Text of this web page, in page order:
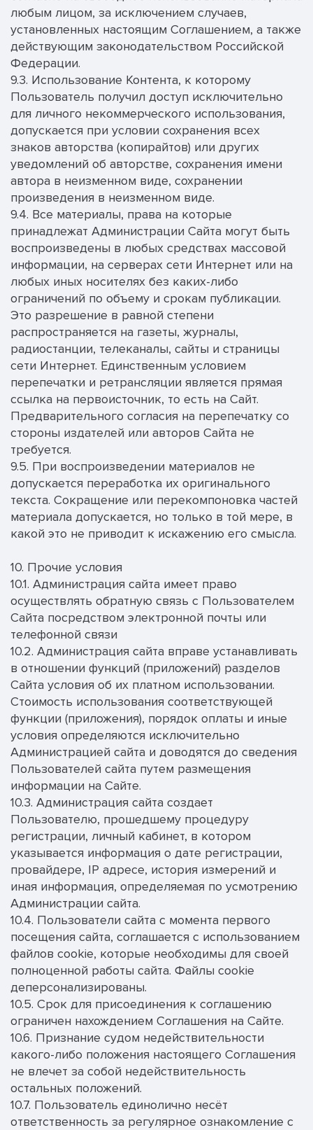
любым лицом, за исключением случаев,
установленных настоящим Соглашением, а также
действующим законодательством Российской
Федерации.
9.3. Использование Контента, к которому
Пользователь получил доступ исключительно
для личного некоммерческого использования,
допускается при условии сохранения всех
знаков авторства (копирайтов) или других
уведомлений об авторстве, сохранения имени
автора в неизменном виде, сохранении
произведения в неизменном виде.
9.4. Все материалы, права на которые
принадлежат Администрации Сайта могут быть
воспроизведены в любых средствах массовой
информации, на серверах сети Интернет или на
любых иных носителях без каких-либо
ограничений по объему и срокам публикации.
Это разрешение в равной степени
распространяется на газеты, журналы,
радиостанции, телеканалы, сайты и страницы
сети Интернет. Единственным условием
перепечатки и ретрансляции является прямая
ссылка на первоисточник, то есть на Сайт.
Предварительного согласия на перепечатку со
стороны издателей или авторов Сайта не
требуется.
9.5. При воспроизведении материалов не
допускается переработка их оригинального
текста. Сокращение или перекомпоновка частей
материала допускается, но только в той мере, в
какой это не приводит к искажению его смысла.
10. Прочие условия
10.1. Администрация сайта имеет право
осуществлять обратную связь с Пользователем
Сайта посредством электронной почты или
телефонной связи
10.2. Администрация сайта вправе устанавливать
в отношении функций (приложений) разделов
Сайта условия об их платном использовании.
Стоимость использования соответствующей
функции (приложения), порядок оплаты и иные
условия определяются исключительно
Администрацией сайта и доводятся до сведения
Пользователей сайта путем размещения
информации на Сайте.
10.3. Администрация сайта создает
Пользователю, прошедшему процедуру
регистрации, личный кабинет, в котором
указывается информация о дате регистрации,
провайдере, IP адресе, история измерений и
иная информация, определяемая по усмотрению
Администрации сайта.
10.4. Пользователи сайта с момента первого
посещения сайта, соглашается с использованием
файлов cookie, которые необходимы для своей
полноценной работы сайта. Файлы cookie
деперсонализированы.
10.5. Срок для присоединения к соглашению
ограничен нахождением Соглашения на Сайте.
10.6. Признание судом недействительности
какого-либо положения настоящего Соглашения
не влечет за собой недействительность
остальных положений.
10.7. Пользователь единолично несёт
ответственность за регулярное ознакомление с